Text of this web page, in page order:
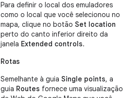
Para definir o local dos emuladores
como o local que você selecionou no
mapa, clique no botão Set location
perto do canto inferior direito da
janela Extended controls.
Rotas
Semelhante à guia Single points, a
guia Routes fornece uma visualização